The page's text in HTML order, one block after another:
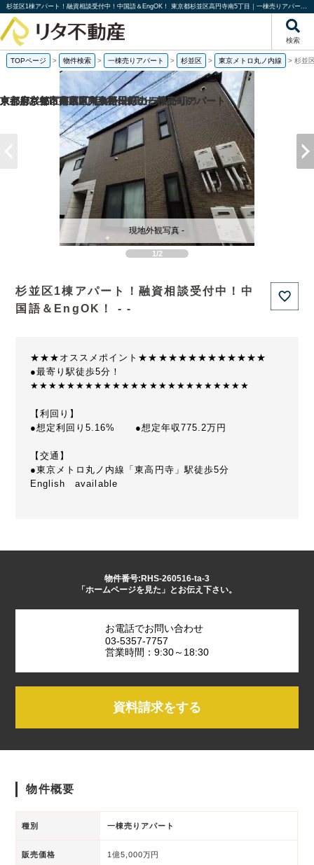
杉並区1棟アパート！融資相談受付中！中国語＆EngOK！ 東京都杉並区高円寺南5丁目｜一棟売りアパート｜投資物件や収益物件｜株式会社リタ不動産
検索
TOPページ > 物件検索 > 一棟売りアパート > 杉並区 > 東京メトロ丸ノ内線 > 杉並
1/2
現地外観写真 -
杉並区1棟アパート！融資相談受付中！中
国語＆EngOK！ - -
★★★オススメポイント★★★★★★★★★★★★★
●最寄り駅徒歩5分！
★★★★★★★★★★★★★★★★★★★★★★★★
【利回り】
●想定利回り5.16% ●想定年収775.2万円
【交通】
●東京メトロ丸ノ内線「東高円寺」駅徒歩5分
English available
物件番号:RHS-260516-ta-3
「ホームページを見た」とお伝え下さい。
お電話でお問い合わせ
03-5357-7757
営業時間：9:30～18:30
資料請求をする
物件概要
種別 一棟売りアパート
販売価格 1億5,000万円
京都府京都市西京区川島野田町の一棟売りアパート
京都府京都市東山区東大路松原上る辰巳町の
京都府京都市南区東九条松田町の一棟売りアパート
東京都杉並区井草2丁目の一棟売りアパート